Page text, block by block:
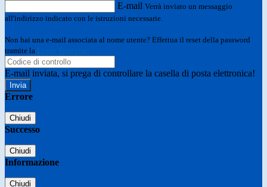
E-mail Verrà inviato un messaggio
all'indirizzo indicato con le istruzioni necessarie.
Non hai una e-mail associata al nome utente? Effettua il reset della password
tramite la
E-mail inviata, si prega di controllare la casella di posta elettronica!
Errore
Chiudi
Successo
Chiudi
Informazione
Chiudi